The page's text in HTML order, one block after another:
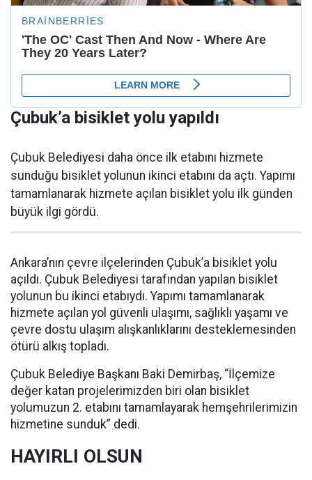
Çubuk’a bisiklet yolu yapıldı
Çubuk Belediyesi daha önce ilk etabını hizmete
sunduğu bisiklet yolunun ikinci etabını da açtı. Yapımı
tamamlanarak hizmete açılan bisiklet yolu ilk günden
büyük ilgi gördü.
Ankara’nın çevre ilçelerinden Çubuk’a bisiklet yolu
açıldı. Çubuk Belediyesi tarafından yapılan bisiklet
yolunun bu ikinci etabıydı. Yapımı tamamlanarak
hizmete açılan yol güvenli ulaşımı, sağlıklı yaşamı ve
çevre dostu ulaşım alışkanlıklarını desteklemesinden
ötürü alkış topladı.
Çubuk Belediye Başkanı Baki Demirbaş, “İlçemize
değer katan projelerimizden biri olan bisiklet
yolumuzun 2. etabını tamamlayarak hemşehrilerimizin
hizmetine sunduk” dedi.
HAYIRLI OLSUN